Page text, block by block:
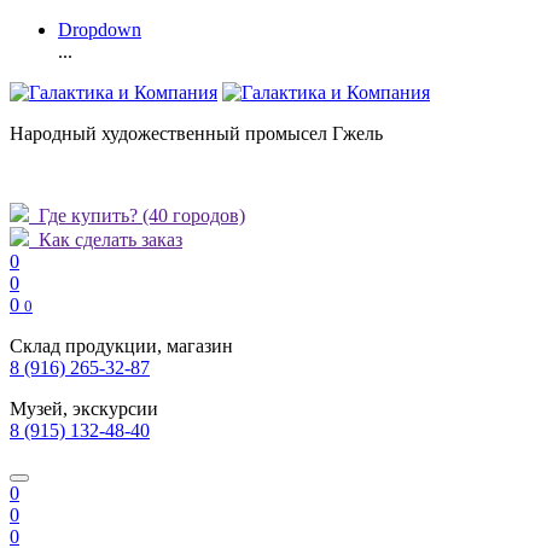
Dropdown
...
Народный художественный промысел Гжель
Где купить? (40 городов)
Как сделать заказ
0
0
0 0
Склад продукции, магазин
8 (916) 265-32-87
Музей, экскурсии
8 (915) 132-48-40
0
0
0